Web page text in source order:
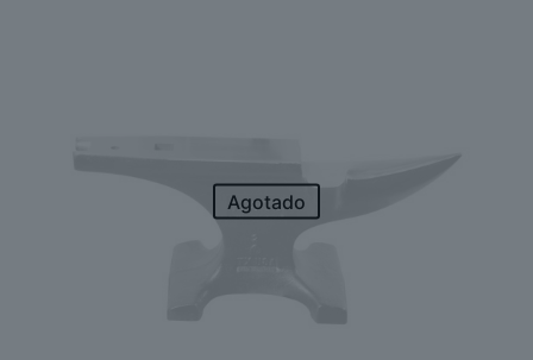
la
página
Agotado